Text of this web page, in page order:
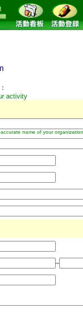
activity
name of your
~